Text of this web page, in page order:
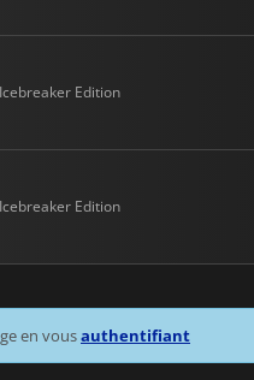
Icebreaker Edition
Icebreaker Edition
en vousauthentifiant